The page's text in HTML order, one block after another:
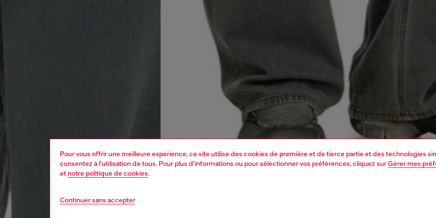
Pour vous offrir une meilleure expérience, ce site utilise des cookies de première et de tierce partie et des technologies
consentez à l'utilisation de tous. Pour plus d'informations ou pour sélectionner vos préférences, cliquez surGérer mes
et notre politique de cookies.
Continuer sans accepter